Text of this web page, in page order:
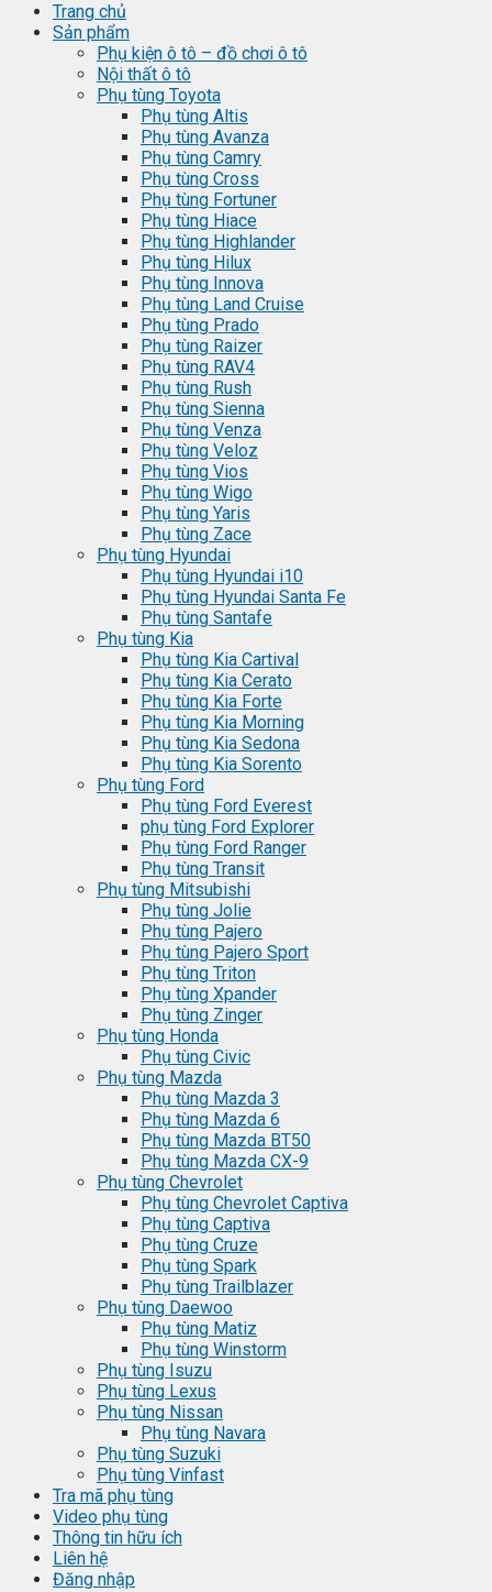
Trang chủ
Sản phẩm
Phụ kiện ô tô – đồ chơi ô tô
Nội thất ô tô
Phụ tùng Toyota
Phụ tùng Altis
Phụ tùng Avanza
Phụ tùng Camry
Phụ tùng Cross
Phụ tùng Fortuner
Phụ tùng Hiace
Phụ tùng Highlander
Phụ tùng Hilux
Phụ tùng Innova
Phụ tùng Land Cruise
Phụ tùng Prado
Phụ tùng Raizer
Phụ tùng RAV4
Phụ tùng Rush
Phụ tùng Sienna
Phụ tùng Venza
Phụ tùng Veloz
Phụ tùng Vios
Phụ tùng Wigo
Phụ tùng Yaris
Phụ tùng Zace
Phụ tùng Hyundai
Phụ tùng Hyundai i10
Phụ tùng Hyundai Santa Fe
Phụ tùng Santafe
Phụ tùng Kia
Phụ tùng Kia Cartival
Phụ tùng Kia Cerato
Phụ tùng Kia Forte
Phụ tùng Kia Morning
Phụ tùng Kia Sedona
Phụ tùng Kia Sorento
Phụ tùng Ford
Phụ tùng Ford Everest
phụ tùng Ford Explorer
Phụ tùng Ford Ranger
Phụ tùng Transit
Phụ tùng Mitsubishi
Phụ tùng Jolie
Phụ tùng Pajero
Phụ tùng Pajero Sport
Phụ tùng Triton
Phụ tùng Xpander
Phụ tùng Zinger
Phụ tùng Honda
Phụ tùng Civic
Phụ tùng Mazda
Phụ tùng Mazda 3
Phụ tùng Mazda 6
Phụ tùng Mazda BT50
Phụ tùng Mazda CX-9
Phụ tùng Chevrolet
Phụ tùng Chevrolet Captiva
Phụ tùng Captiva
Phụ tùng Cruze
Phụ tùng Spark
Phụ tùng Trailblazer
Phụ tùng Daewoo
Phụ tùng Matiz
Phụ tùng Winstorm
Phụ tùng Isuzu
Phụ tùng Lexus
Phụ tùng Nissan
Phụ tùng Navara
Phụ tùng Suzuki
Phụ tùng Vinfast
Tra mã phụ tùng
Video phụ tùng
Thông tin hữu ích
Liên hệ
Đăng nhập